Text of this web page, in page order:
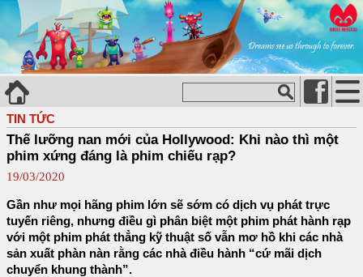
TIN TỨC
Thế lưỡng nan mới của Hollywood: Khi nào thì một
phim xứng đáng là phim chiếu rạp?
19/03/2020
Gần như mọi hãng phim lớn sẽ sớm có dịch vụ phát trực
tuyến riêng, nhưng điều gì phân biệt một phim phát hành rạp
với một phim phát thẳng kỹ thuật số vẫn mơ hồ khi các nhà
sản xuất phàn nàn rằng các nhà điều hành “cứ mãi dịch
chuyển khung thành”.